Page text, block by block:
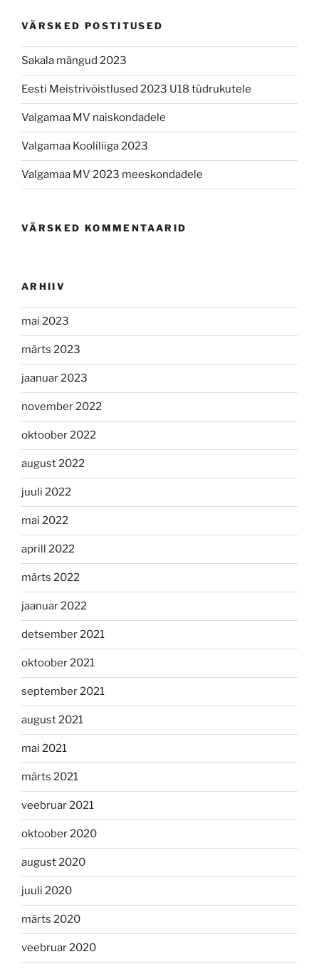
VÄRSKED POSTITUSED
Sakala mängud 2023
Eesti Meistrivõistlused 2023 U18 tüdrukutele
Valgamaa MV naiskondadele
Valgamaa Kooliliiga 2023
Valgamaa MV 2023 meeskondadele
VÄRSKED KOMMENTAARID
ARHIIV
mai 2023
märts 2023
jaanuar 2023
november 2022
oktoober 2022
august 2022
juuli 2022
mai 2022
aprill 2022
märts 2022
jaanuar 2022
detsember 2021
oktoober 2021
september 2021
august 2021
mai 2021
märts 2021
veebruar 2021
oktoober 2020
august 2020
juuli 2020
märts 2020
veebruar 2020